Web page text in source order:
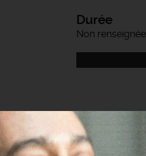
Durée
Non renseignée